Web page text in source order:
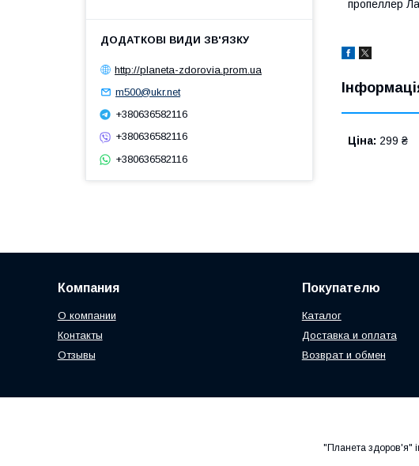
пропеллер
Ціна: 299 ₴
http://planeta-zdorovia.prom.ua
m500@ukr.net
+380636582116
+380636582116
+380636582116
Компания
О компании
Контакты
Отзывы
Покупателю
Каталог
Доставка и оплата
Возврат и обмен